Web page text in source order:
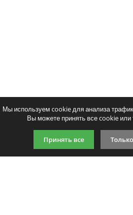
Мы используем cookie для анализа
Вы можете принять все cookie
Принять все